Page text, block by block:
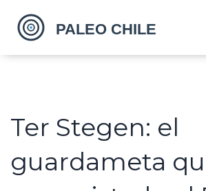
Ter Stegen: el
guardameta